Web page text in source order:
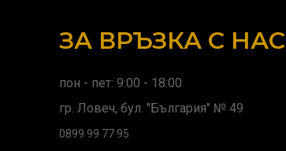
ЗА ВРЪЗКА С НАС
пон - пет: 9:00 - 18:00
гр. Ловеч, бул. "България" № 49
0899 99 77 95